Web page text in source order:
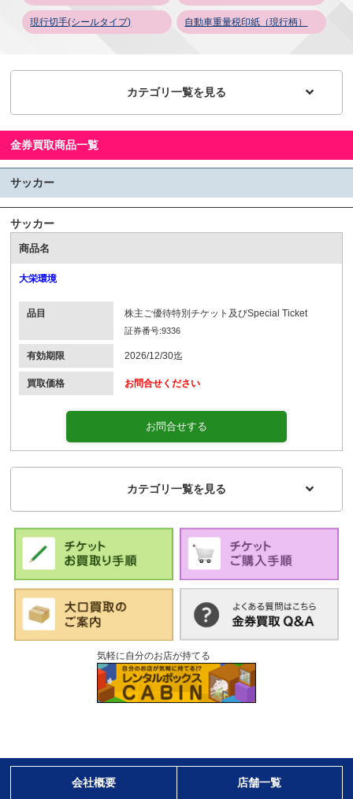
現行切手(シールタイプ) 自動車重量税印紙（現行柄）
カテゴリ一覧を見る
金券買取商品一覧
サッカー
サッカー
商品名
大栄環境
品目 株主ご優待特別チケット及びSpecial Ticket
証券番号:9336
有効期限 2026/12/30迄
買取価格 お問合せください
お問合せする
カテゴリ一覧を見る
気軽に自分のお店が持てる
会社概要 店舗一覧